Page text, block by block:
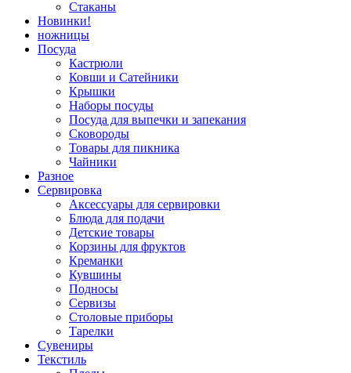
Стаканы
Новинки!
ножницы
Посуда
Кастрюли
Ковши и Сатейники
Крышки
Наборы посуды
Посуда для выпечки и запекания
Сковороды
Товары для пикника
Чайники
Разное
Сервировка
Аксессуары для сервировки
Блюда для подачи
Детские товары
Корзины для фруктов
Креманки
Кувшины
Подносы
Сервизы
Столовые приборы
Тарелки
Сувениры
Текстиль